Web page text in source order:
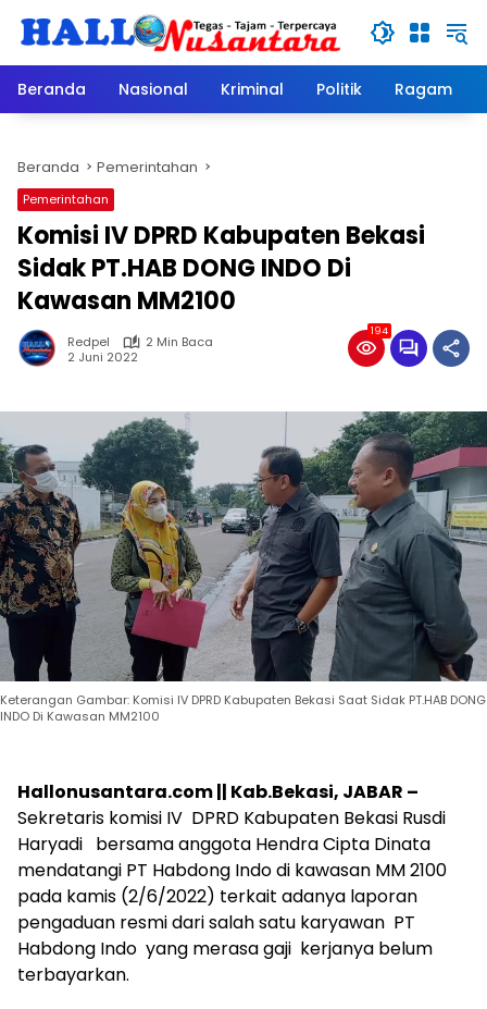
Beranda
Nasional Kriminal Politik Ragam
Beranda Pemerintahan
Pemerintahan
Komisi IV DPRD Kabupaten Bekasi
Sidak PT.HAB DONG INDO Di
Kawasan MM2100
Redpel
2 Min Baca
2 Juni 2022
194
Keterangan Gambar: Komisi IV DPRD Kabupaten Bekasi Saat Sidak PT.HAB DONG
INDO Di Kawasan MM2100
Hallonusantara.com || Kab.Bekasi, JABAR –
Sekretaris komisi IV DPRD Kabupaten Bekasi Rusdi
Haryadi bersama anggota Hendra Cipta Dinata
mendatangi PT Habdong Indo di kawasan MM 2100
pada kamis (2/6/2022) terkait adanya laporan
pengaduan resmi dari salah satu karyawan PT
Habdong Indo yang merasa gaji kerjanya belum
terbayarkan.